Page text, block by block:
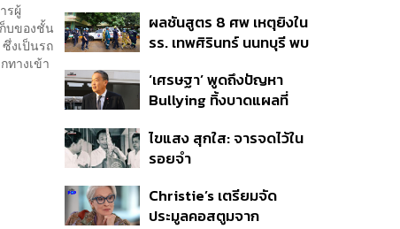
รผู้
บของชั้น
งเป็นรถ
ทางเข้า
เดือดร้อนเสียหาย
ผลชันสูตร 8 ศพ เหตุยิงใน
รร. เทพศิรินทร์ นนทบุรี พบ
‘ศีรษะ-หน้าอก’ ครูถูกยิง 4
นัด จากระยะไกล
‘เศรษฐา’ พูดถึงปัญหา
Bullying ทิ้งบาดแผลที่
รับฟัง-ช่วยเด็กให้เร็ว
ไขแสง สุกใส: จารจดไว้ใน
รอยจำ
Christie’s เตรียมจัด
ประมูลคอสตูมจาก